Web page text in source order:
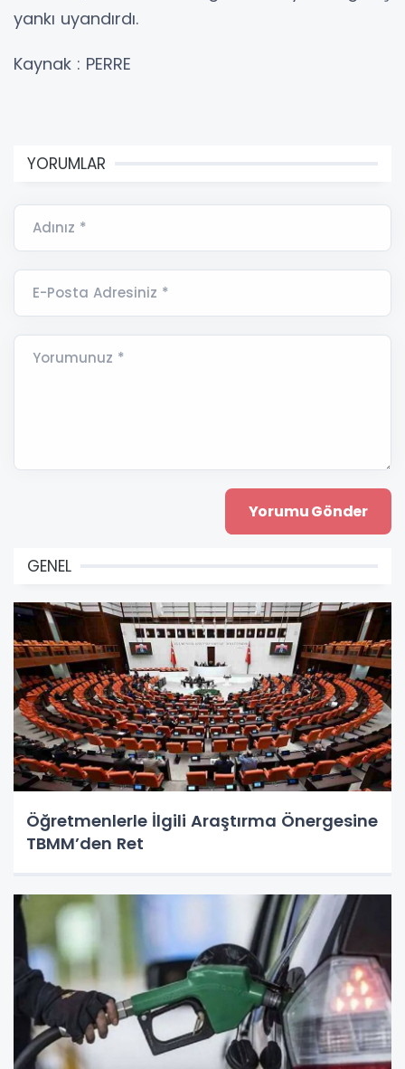
yankı uyandırdı.
Kaynak : PERRE
YORUMLAR
Adınız *
E-Posta Adresiniz *
Yorumunuz *
GENEL
Öğretmenlerle İlgili Araştırma Önergesine
TBMM’den Ret